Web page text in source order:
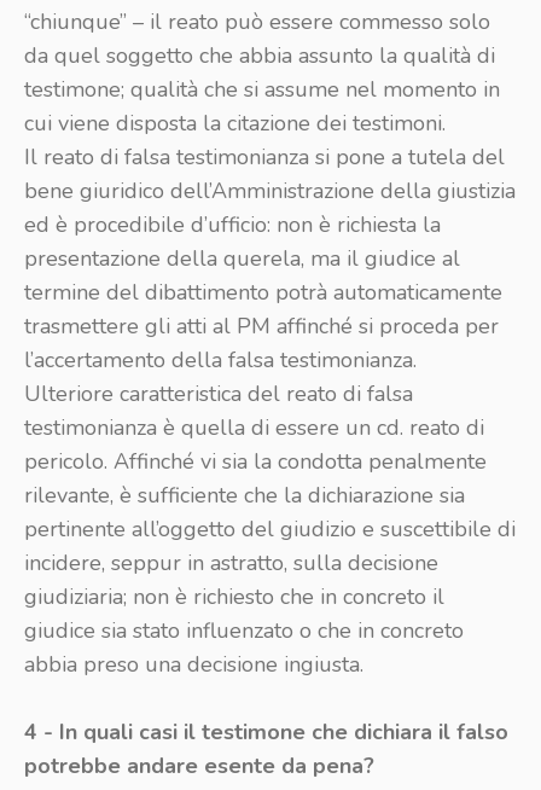
“chiunque” – il reato può essere commesso solo
da quel soggetto che abbia assunto la qualità di
testimone; qualità che si assume nel momento in
cui viene disposta la citazione dei testimoni.
Il reato di falsa testimonianza si pone a tutela del
bene giuridico dell’Amministrazione della giustizia
ed è procedibile d’ufficio: non è richiesta la
presentazione della querela, ma il giudice al
termine del dibattimento potrà automaticamente
trasmettere gli atti al PM affinché si proceda per
l’accertamento della falsa testimonianza.
Ulteriore caratteristica del reato di falsa
testimonianza è quella di essere un cd. reato di
pericolo. Affinché vi sia la condotta penalmente
rilevante, è sufficiente che la dichiarazione sia
pertinente all’oggetto del giudizio e suscettibile di
incidere, seppur in astratto, sulla decisione
giudiziaria; non è richiesto che in concreto il
giudice sia stato influenzato o che in concreto
abbia preso una decisione ingiusta.
4 - In quali casi il testimone che dichiara il falso
potrebbe andare esente da pena?